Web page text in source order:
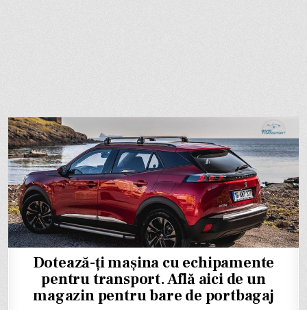
Dotează-ți mașina cu echipamente
pentru transport. Află aici de un
magazin pentru bare de portbagaj